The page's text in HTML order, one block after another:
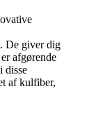
De giver dig
afgørende
disse
af kulfiber,